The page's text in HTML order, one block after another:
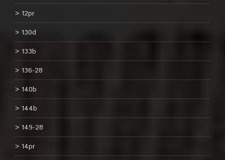
12pr
130d
133b
136-28
140b
144b
149-28
14pr